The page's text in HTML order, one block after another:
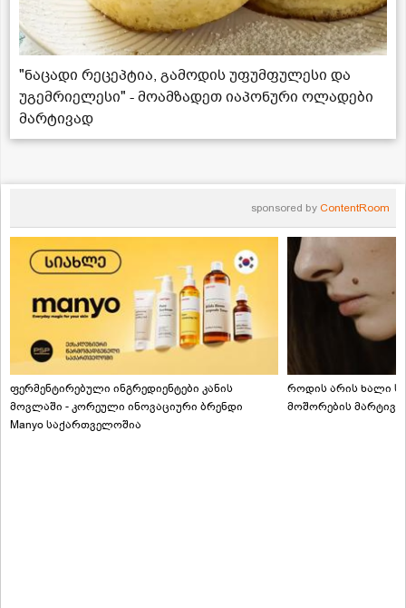
"ნაცადი რეცეპტია, გამოდის უფუმფულესი და
უგემრიელესი" - მოამზადეთ იაპონური ოლადები
მარტივად
sponsored by ContentRoom
ფერმენტირებული ინგრედიენტები კანის
მოვლაში - კორეული ინოვაციური ბრენდი
Manyo საქართველოშია
როდის არის ხალი
მოშორების